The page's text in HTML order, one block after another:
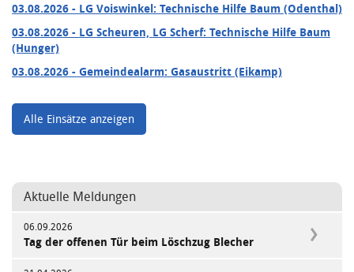
03.08.2026 - LG Voiswinkel: Technische Hilfe Baum (Odenthal)
03.08.2026 - LG Scheuren, LG Scherf: Technische Hilfe Baum
(Hunger)
03.08.2026 - Gemeindealarm: Gasaustritt (Eikamp)
Alle Einsätze anzeigen
Aktuelle Meldungen
06.09.2026
Tag der offenen Tür beim Löschzug Blecher